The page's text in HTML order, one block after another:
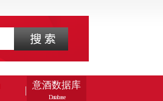
意酒数据库
Database